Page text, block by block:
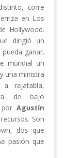
corre
en Los
Hollywood.
dirigió un
ganar.
mundial un
una ministra
rajatabla,
de bajo
porAgustín
Son
dos que
pasión que